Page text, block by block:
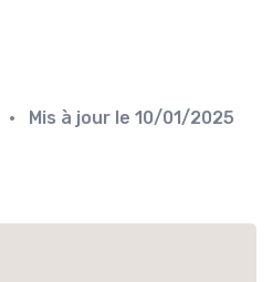
• Mis à jour le 10/01/2025